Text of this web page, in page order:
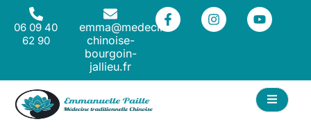
06 09 40
62 90
emma@medecine-
chinoise-
bourgoin-
jallieu.fr